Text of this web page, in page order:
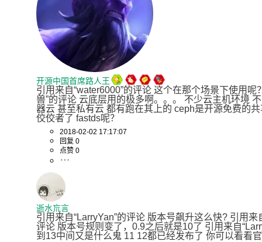
开源中国首席路人王
引用来自“water6000”的评论 这个在那个场景下使用呢
兽”的评论 云底层用的极多啊。。。 不少云主机环境
器云 甚至私有云 都有跑在其上的 ceph是开源免费的
佼佼者了 fastds呢？
2018-02-02 17:17:07
回复 0
点赞 0
逝水巟言
引用来自“LarryYan”的评论 版本号飙升这么快? 引用来
评论 版本号规则变了，0.9之后就是10了 引用来自
到13中间又是什么鬼 11 12都已经发布了 你可以看看